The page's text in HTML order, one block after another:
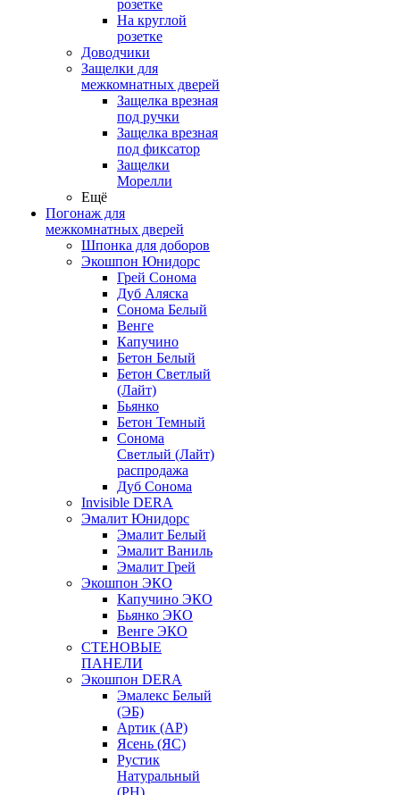
розетке
На круглой
розетке
Доводчики
Защелки для
межкомнатных дверей
Защелка врезная
под ручки
Защелка врезная
под фиксатор
Защелки
Морелли
Ещё
Погонаж для
межкомнатных дверей
Шпонка для доборов
Экошпон Юнидорс
Грей Сонома
Дуб Аляска
Сонома Белый
Венге
Капучино
Бетон Белый
Бетон Светлый
(Лайт)
Бьянко
Бетон Темный
Сонома
Светлый (Лайт)
распродажа
Дуб Сонома
Invisible DERA
Эмалит Юнидорс
Эмалит Белый
Эмалит Ваниль
Эмалит Грей
Экошпон ЭКО
Капучино ЭКО
Бьянко ЭКО
Венге ЭКО
СТЕНОВЫЕ
ПАНЕЛИ
Экошпон DERA
Эмалекс Белый
(ЭБ)
Артик (АР)
Ясень (ЯС)
Рустик
Натуральный
(РН)